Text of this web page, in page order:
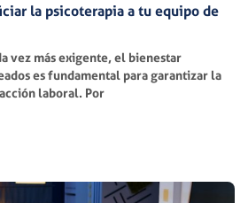
la psicoterapia a tu equipo de
vez más exigente, el bienestar
es fundamental para garantizar la
laboral. Por